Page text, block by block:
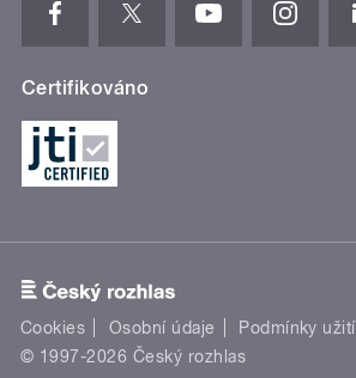
Certifikováno
Cookies Osobní údaje Podmínky užití
© 1997-2026 Český rozhlas